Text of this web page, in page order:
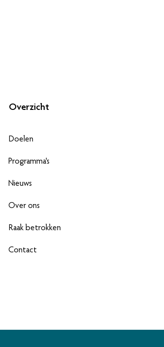
Overzicht
Doelen
Programma's
Nieuws
Over ons
Raak betrokken
Contact